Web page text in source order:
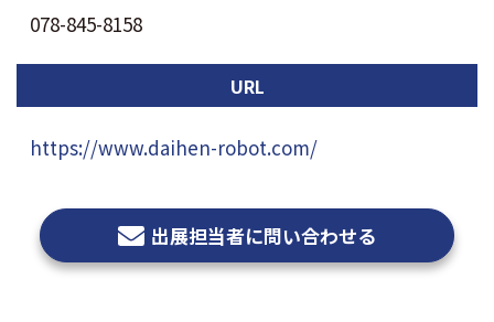
078-845-8158
URL
https://www.daihen-robot.com/
出展担当者に問い合わせる